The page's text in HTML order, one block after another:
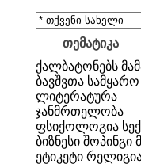
თემატიკა
ქალბატონებს
ბავშვთა სამყარო
ლიტერატურა
ჯანმრთელობა
ფსიქოლოგია
ბიზნესი შოპინგი
ეტიკეტი